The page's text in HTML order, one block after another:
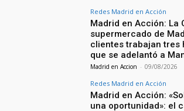
Redes Madrid en Acción
Madrid en Acción: La
supermercado de
clientes trabajan tres
que se adelantó a
Madrid en Accion - 09/08/2026
Redes Madrid en Acción
Madrid en Acción:
una oportunidad»: el